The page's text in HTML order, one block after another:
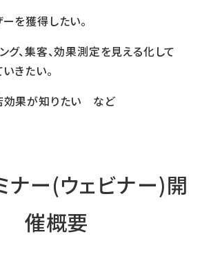
を獲得したい。
グ、集客、効果測定を見える化して
きたい。
効果が知りたい​ など
ナー(ウェビナー)開
催概要